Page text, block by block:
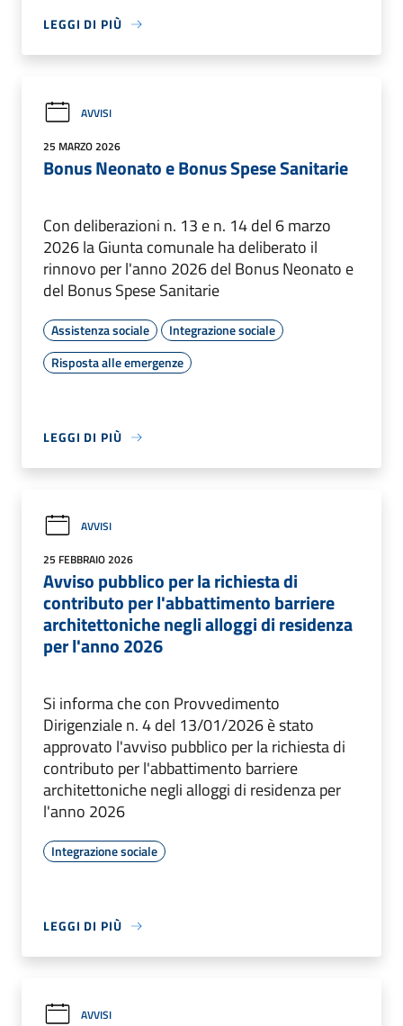
LEGGI DI PIÙ
AVVISI
25 MARZO 2026
Bonus Neonato e Bonus Spese Sanitarie
Con deliberazioni n. 13 e n. 14 del 6 marzo
2026 la Giunta comunale ha deliberato il
rinnovo per l'anno 2026 del Bonus Neonato e
del Bonus Spese Sanitarie
Assistenza sociale
Integrazione sociale
Risposta alle emergenze
LEGGI DI PIÙ
AVVISI
25 FEBBRAIO 2026
Avviso pubblico per la richiesta di
contributo per l'abbattimento barriere
architettoniche negli alloggi di residenza
per l'anno 2026
Si informa che con Provvedimento
Dirigenziale n. 4 del 13/01/2026 è stato
approvato l'avviso pubblico per la richiesta di
contributo per l'abbattimento barriere
architettoniche negli alloggi di residenza per
l'anno 2026
Integrazione sociale
LEGGI DI PIÙ
AVVISI